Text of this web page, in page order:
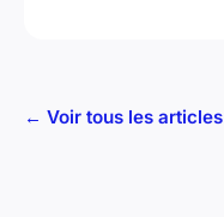
← Voir tous les